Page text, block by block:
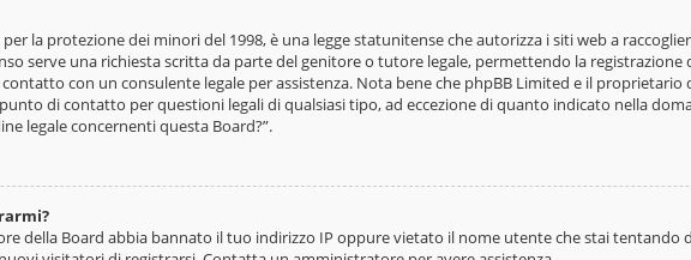
per la protezione dei minori del 1998, è una legge statunitense che autorizza i siti web a
serve una richiesta scritta da parte del genitore o tutore legale, permettendo la
con un consulente legale per assistenza. Nota bene che phpBB Limited e il
di contatto per questioni legali di qualsiasi tipo, ad eccezione di quanto indicato nella
legale concernenti questa Board?”.
della Board abbia bannato il tuo indirizzo IP oppure vietato il nome utente che stai tentando